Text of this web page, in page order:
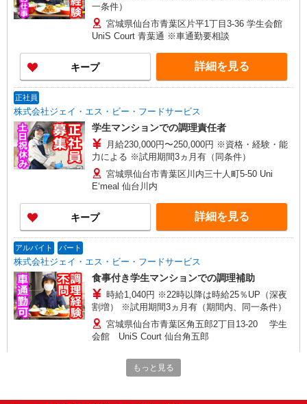
一条件）
宮城県仙台市青葉区片平1丁目3-36 学生会館
UniS Court 青葉通 ※車通勤要相談
キープ 詳細を見る
正社員
株式会社ジェイ・エス・ビー・フードサービス
学生マンションでの調理責任者
月給230,000円〜250,000円 ※資格・経験・能
力による ※試用期間3ヵ月有（同条件）
宮城県仙台市青葉区川内三十人町5‐50 Uni
E‘meal 仙台川内
キープ 詳細を見る
アルバイト パート
株式会社ジェイ・エス・ビー・フードサービス
食事付き学生マンションでの調理補助
時給1,040円 ※22時以降は時給25％UP（深夜
割増） ※試用期間3ヵ月有（期間内、同一条件）
宮城県仙台市青葉区角五郎2丁目13-20 学生
会館 UniS Court 仙台角五郎
もっと見る